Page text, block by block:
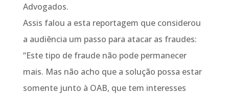
Advogados.
Assis falou a esta reportagem que considerou
a audiência um passo para atacar as fraudes:
“Este tipo de fraude não pode permanecer
mais. Mas não acho que a solução possa estar
somente junto à OAB, que tem interesses